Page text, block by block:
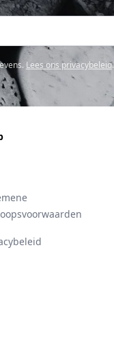
Lees ons privacybeleid.